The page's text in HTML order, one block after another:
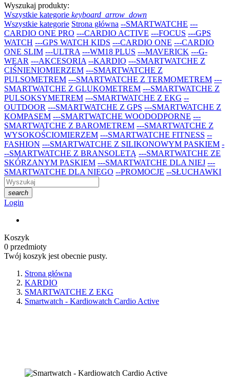
Wyszukaj produkty:
Wszystkie kategorie keyboard_arrow_down
Wszystkie kategorie Strona główna --SMARTWATCHE ---
CARDIO ONE PRO ---CARDIO ACTIVE ---FOCUS ---GPS
WATCH ---GPS WATCH KIDS ---CARDIO ONE ---CARDIO
ONE SLIM ---ULTRA ---WM18 PLUS ---MAVERICK ---G-
WEAR ---AKCESORIA --KARDIO ---SMARTWATCHE Z
CIŚNIENIOMIERZEM ---SMARTWATCHE Z
PULSOMETREM ---SMARTWATCHE Z TERMOMETREM ---
SMARTWATCHE Z GLUKOMETREM ---SMARTWATCHE Z
PULSOKSYMETREM ---SMARTWATCHE Z EKG --
OUTDOOR ---SMARTWATCHE Z GPS ---SMARTWATCHE Z
KOMPASEM ---SMARTWATCHE WOODODPORNE ---
SMARTWATCHE Z BAROMETREM ---SMARTWATCHE Z
WYSOKOŚCIOMIERZEM ---SMARTWATCHE FITNESS --
FASHION ---SMARTWATCHE Z SILIKONOWYM PASKIEM -
--SMARTWATCHE Z BRANSOLETĄ ---SMARTWATCHE ZE
SKÓRZANYM PASKIEM ---SMARTWATCHE DLA NIEJ ---
SMARTWATCHE DLA NIEGO --PROMOCJE --SŁUCHAWKI
search
Login
Koszyk
0 przedmioty
Twój koszyk jest obecnie pusty.
Strona główna
KARDIO
SMARTWATCHE Z EKG
Smartwatch - Kardiowatch Cardio Active